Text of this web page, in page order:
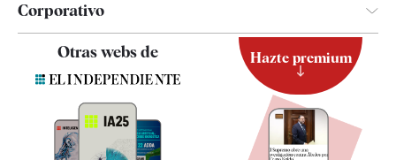
Corporativo
Contacto
Quiénes somos
Otras webs de Hazte premium